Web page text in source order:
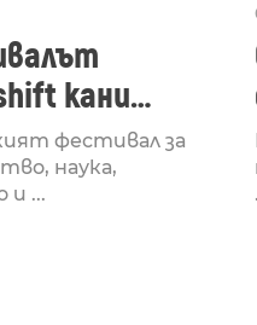
кани
Mammarella
си
фестивал за
наука,
и ...